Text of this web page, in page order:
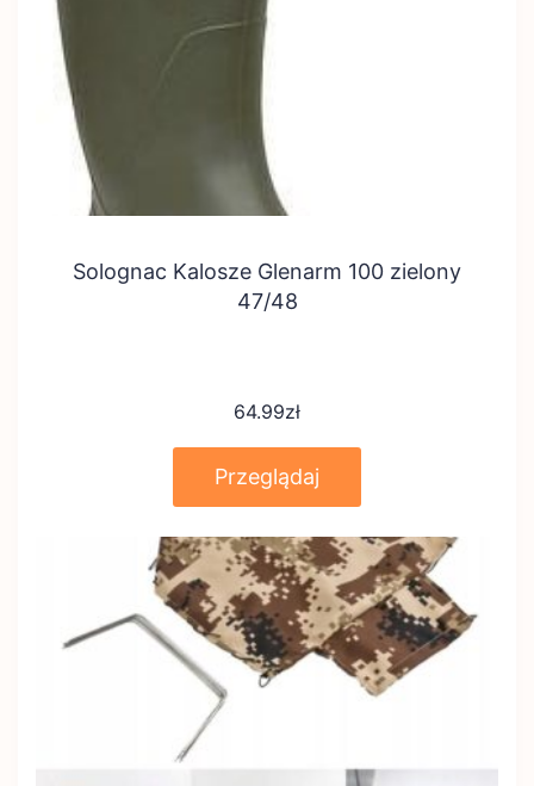
Solognac Kalosze Glenarm 100 zielony
47/48
64.99zł
Przeglądaj